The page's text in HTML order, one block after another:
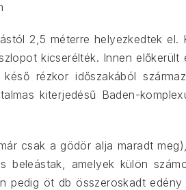
2,5 méterre helyezkedtek el.
kicserélték. Innen előkerült
rézkor időszakából
kiterjedésű Baden-
csak a gödör alja maradt
amelyek külön
pedig öt db összeroskadt